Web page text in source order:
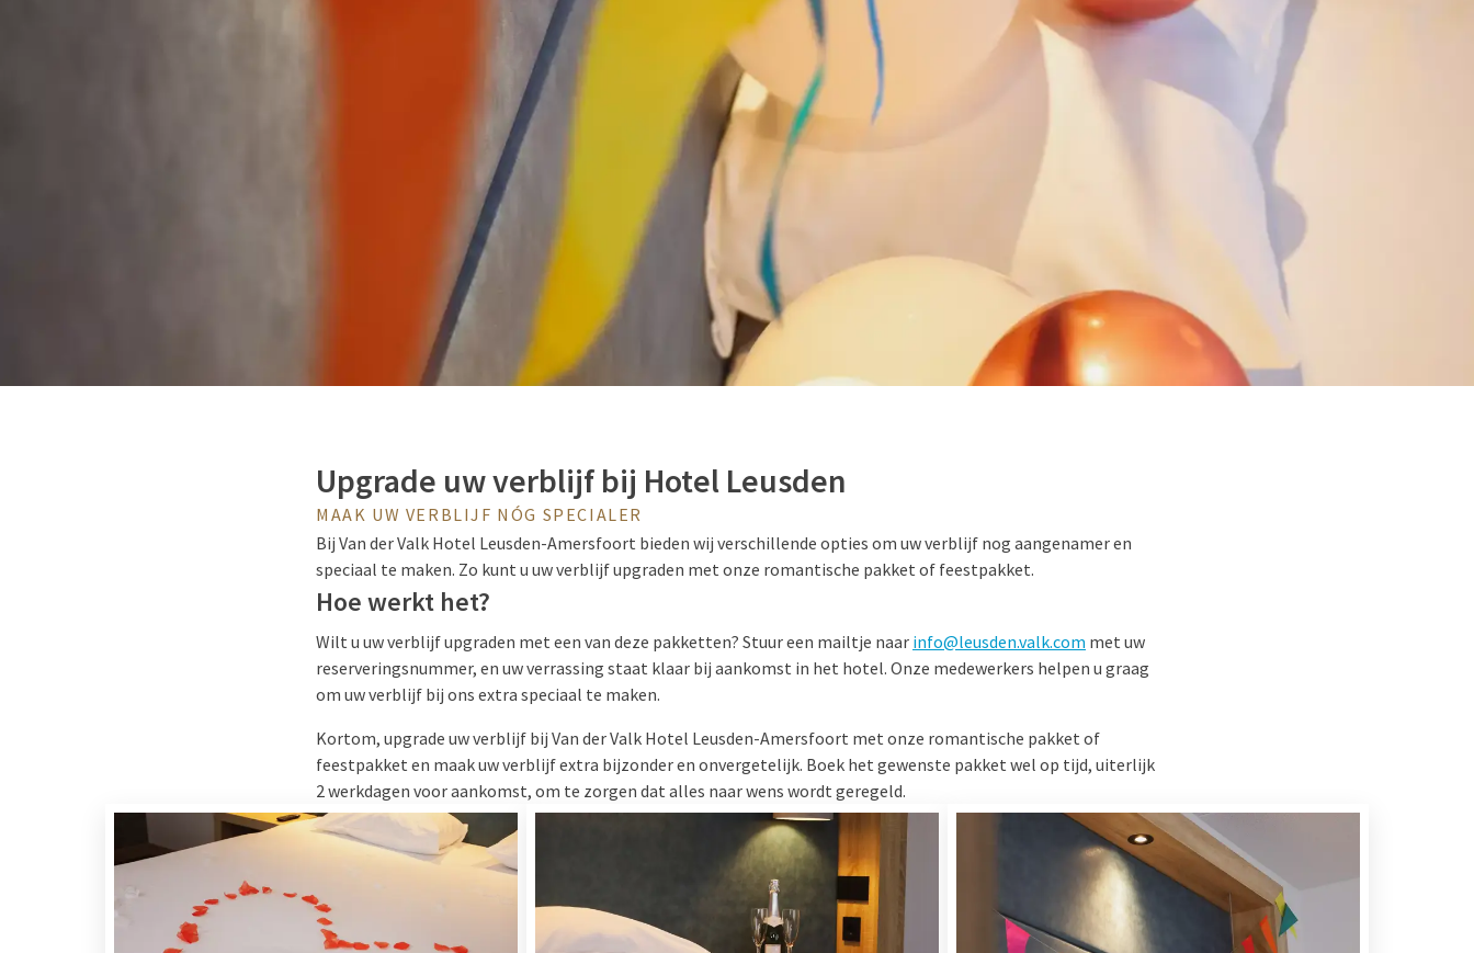
Upgrade uw verblijf bij Hotel Leusden
MAAK UW VERBLIJF NÓG SPECIALER
Bij Van der Valk Hotel Leusden-Amersfoort bieden wij verschillende opties om uw verblijf nog aangenamer en
speciaal te maken. Zo kunt u uw verblijf upgraden met onze romantische pakket of feestpakket.
Hoe werkt het?
Wilt u uw verblijf upgraden met een van deze pakketten? Stuur een mailtje naar info@leusden.valk.com met uw
reserveringsnummer, en uw verrassing staat klaar bij aankomst in het hotel. Onze medewerkers helpen u graag
om uw verblijf bij ons extra speciaal te maken.
Kortom, upgrade uw verblijf bij Van der Valk Hotel Leusden-Amersfoort met onze romantische pakket of
feestpakket en maak uw verblijf extra bijzonder en onvergetelijk. Boek het gewenste pakket wel op tijd, uiterlijk
2 werkdagen voor aankomst, om te zorgen dat alles naar wens wordt geregeld.